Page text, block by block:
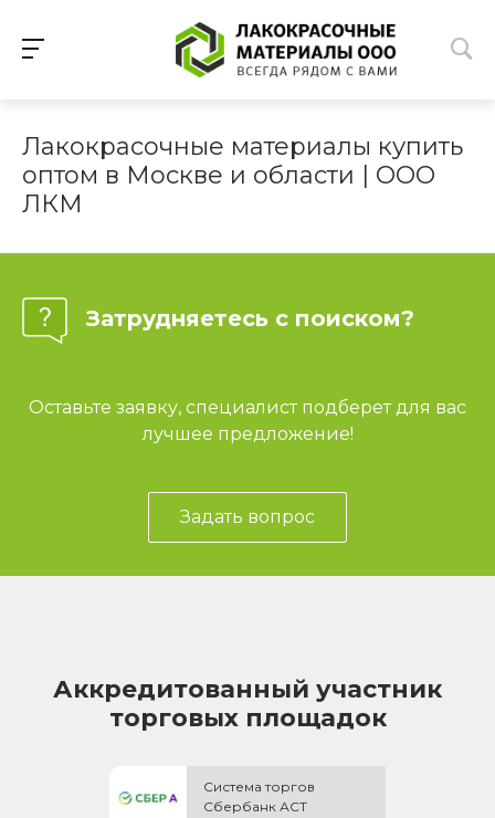
Лакокрасочные материалы купить
оптом в Москве и области | ООО
ЛКМ
Затрудняетесь с поиском?
Оставьте заявку, специалист подберет для вас
лучшее предложение!
Задать вопрос
Аккредитованный участник
торговых площадок
Система торгов
Сбербанк АСТ